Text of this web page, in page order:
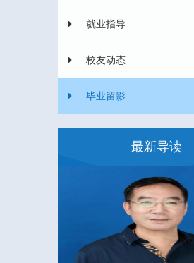
就业指导
校友动态
毕业留影
最新导读